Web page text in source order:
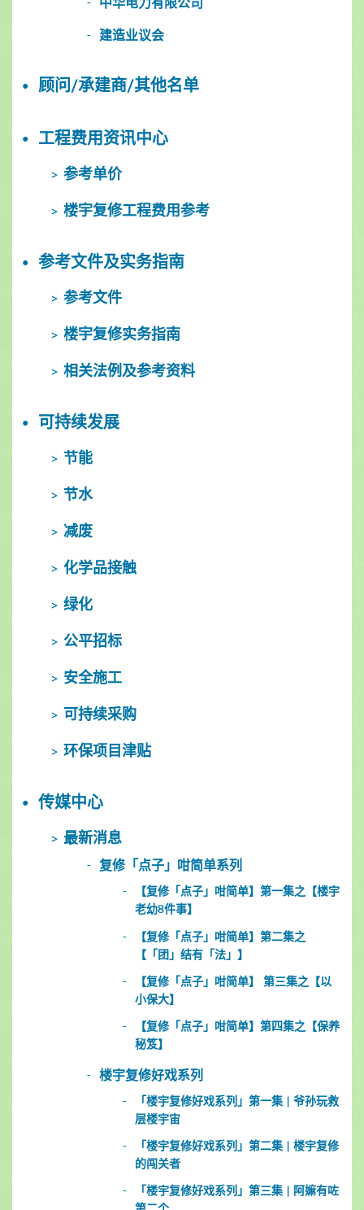
建造业议会
顾问/承建商/其他名单
工程费用资讯中心
参考单价
楼宇复修工程费用参考
参考文件及实务指南
参考文件
楼宇复修实务指南
相关法例及参考资料
可持续发展
节能
节水
减废
化学品接触
绿化
公平招标
安全施工
可持续采购
环保项目津贴
传媒中心
最新消息
复修「点子」咁简单系列
【复修「点子」咁简单】第一集之【楼宇
老幼8件事】
【复修「点子」咁简单】第二集之
【「团」结有「法」】
【复修「点子」咁简单】 第三集之【以
小保大】
【复修「点子」咁简单】第四集之【保养
秘笈】
楼宇复修好戏系列
「楼宇复修好戏系列」第一集 | 爷孙玩救
层楼宇宙
「楼宇复修好戏系列」第二集 | 楼宇复修
的闯关者
「楼宇复修好戏系列」第三集 | 阿嫲有咗